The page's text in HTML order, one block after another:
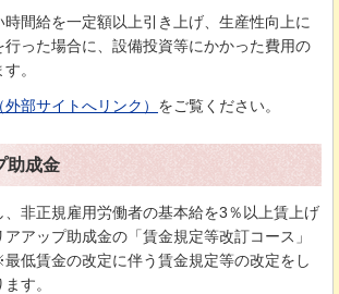
間給を一定額以上引き上げ、生産性向上に
行った場合に、設備投資等にかかった費用の
。
部サイトへリンク） をご覧ください。
助成金
非正規雇用労働者の基本給を3％以上賃上げ
アップ助成金の「賃金規定等改訂コース」
低賃金の改定に伴う賃金規定等の改定をし
す。